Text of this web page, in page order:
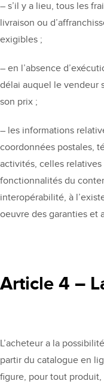
– s’il y a lieu, tous les
livraison ou
exigibles ;
– en l’absence
délai auquel le vendeur
son prix ;
– les informations
coordonnées postales,
activités, celles
fonctionnalités du
interopérabilité, à
oeuvre des garanties et
Article 4 –
L’acheteur a la
partir du catalogue en
figure, pour tout